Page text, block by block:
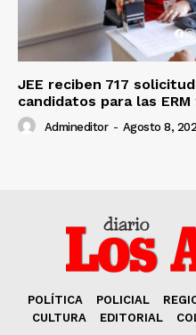
JEE reciben 717
candidatos para las ERM
Admineditor - Agosto 8,
POLÍTICA POLICIAL
CULTURA
EDITORIAL